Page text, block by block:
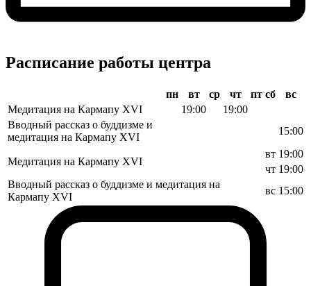
Расписание работы центра
пн вт ср чт пт сб
вс
Медитация на Кармапу XVI
19:00
19:00
Вводный рассказ о буддизме и
медитация на Кармапу XVI
15:00
Медитация на Кармапу XVI
вт 19:00
чт 19:00
Вводный рассказ о буддизме и медитация на
Кармапу XVI
вс 15:00